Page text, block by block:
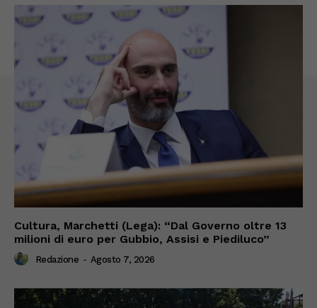
Cultura, Marchetti (Lega): “Dal Governo oltre 13
milioni di euro per Gubbio, Assisi e Piediluco”
Redazione - Agosto 7, 2026